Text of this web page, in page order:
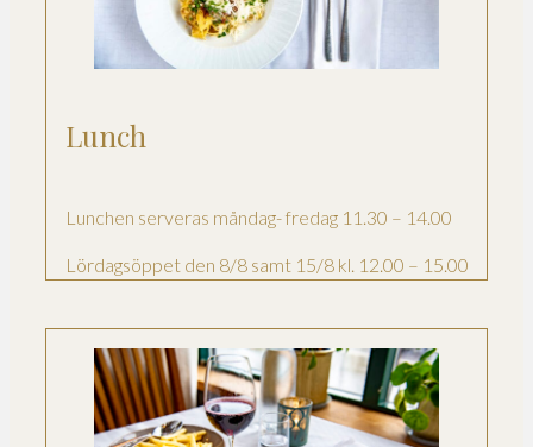
Lunch
Lunchen serveras måndag- fredag 11.30 – 14.00
Lördagsöppet den 8/8 samt 15/8 kl. 12.00 – 15.00